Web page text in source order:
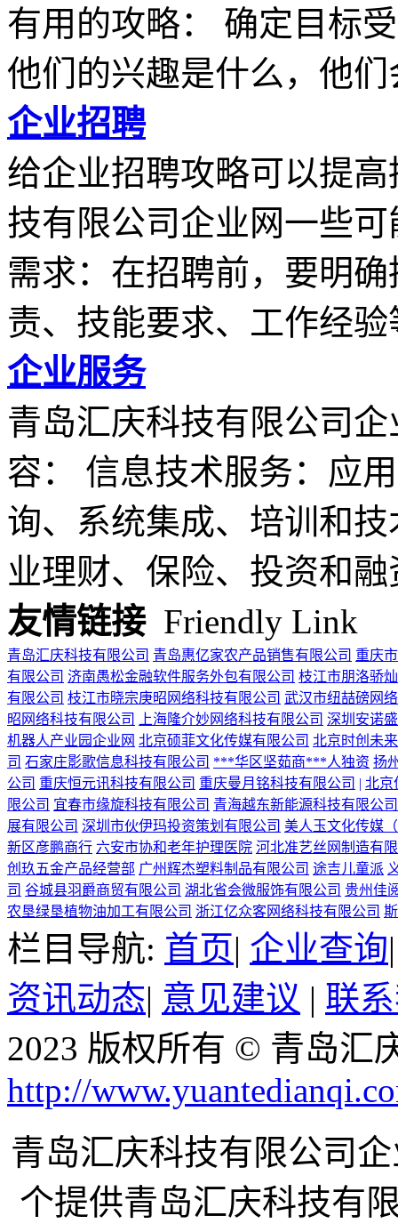
有用的攻略： 确定目标
他们的兴趣是什么，他们
企业招聘
给企业招聘攻略可以提
技有限公司企业网一些
需求：在招聘前，要明
责、技能要求、工作经验
企业服务
青岛汇庆科技有限公司
容： 信息技术服务：应
询、系统集成、培训和
业理财、保险、投资和融
友情链接Friendly Link
青岛汇庆科技有限公司 青岛惠亿家农产品销售有限公司 重庆
有限公司 济南愚松金融软件服务外包有限公司 枝江市朋洛骄
有限公司 枝江市晓宗庚昭网络科技有限公司 武汉市纽喆磅网
昭网络科技有限公司
上海隆介妙网络科技有限公司 深圳安诺
机器人产业园企业网 北京硕菲文化传媒有限公司 北京时创未
司 石家庄影歌信息科技有限公司 ***华区坚茹商***人独资 扬
公司 重庆恒元讯科技有限公司 重庆曼月铭科技有限公司 | 北京
限公司 宜春市缘旋科技有限公司 青海越东新能源科技有限公司
展有限公司 深圳市伙伊玛投资策划有限公司 美人玉文化传媒
新区彦鹏商行 六安市协和老年护理医院 河北准艺丝网制造有
创玖五金产品经营部 广州辉杰塑料制品有限公司 途吉儿童派
司 谷城县羽爵商贸有限公司 湖北省会微服饰有限公司 贵州佳
农垦绿垦植物油加工有限公司 浙江亿众客网络科技有限公司
栏目导航: 首页| 企业查询
资讯动态| 意见建议 | 联
2023 版权所有 © 青岛
http://
青岛汇庆科技有限公司企
个提供青岛汇庆科技有